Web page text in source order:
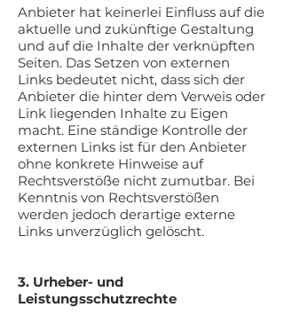
Anbieter hat keinerlei Einfluss auf die
aktuelle und zukünftige Gestaltung
und auf die Inhalte der verknüpften
Seiten. Das Setzen von externen
Links bedeutet nicht, dass sich der
Anbieter die hinter dem Verweis oder
Link liegenden Inhalte zu Eigen
macht. Eine ständige Kontrolle der
externen Links ist für den Anbieter
ohne konkrete Hinweise auf
Rechtsverstöße nicht zumutbar. Bei
Kenntnis von Rechtsverstößen
werden jedoch derartige externe
Links unverzüglich gelöscht.
3. Urheber- und
Leistungsschutzrechte